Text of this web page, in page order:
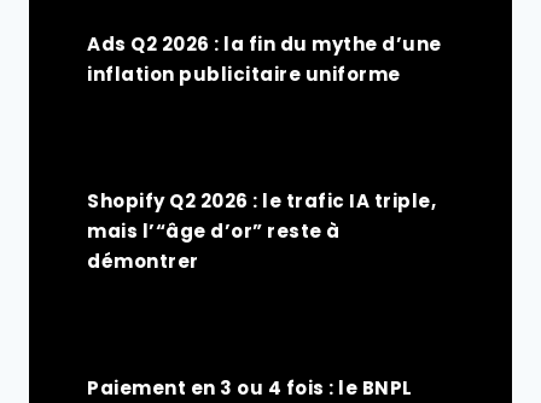
Ads Q2 2026 : la fin du mythe d’une
inflation publicitaire uniforme
Shopify Q2 2026 : le trafic IA triple,
mais l’“âge d’or” reste à
démontrer
Paiement en 3 ou 4 fois : le BNPL